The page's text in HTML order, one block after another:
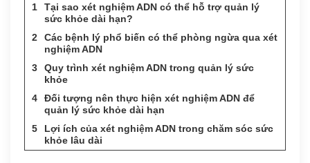
Tại sao xét nghiệm ADN có thể hỗ trợ quản lý
sức khỏe dài hạn?
Các bệnh lý phổ biến có thể phòng ngừa qua xét
nghiệm ADN
Quy trình xét nghiệm ADN trong quản lý sức
khỏe
Đối tượng nên thực hiện xét nghiệm ADN để
quản lý sức khỏe dài hạn
Lợi ích của xét nghiệm ADN trong chăm sóc sức
khỏe lâu dài